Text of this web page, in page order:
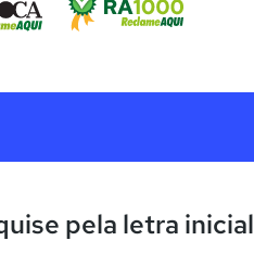
pela letra inicial